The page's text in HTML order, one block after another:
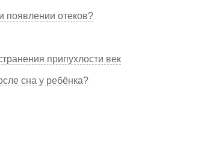
появлении отеков?
припухлости век
сна у ребёнка?